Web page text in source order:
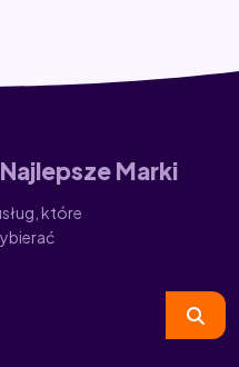
Marki
które